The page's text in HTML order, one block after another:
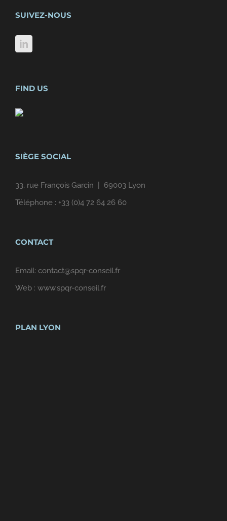
SUIVEZ-NOUS
FIND US
SIÈGE SOCIAL
33, rue François Garcin | 69003 Lyon
Téléphone : +33 (0)4 72 64 26 60
CONTACT
Email: contact@spqr-conseil.fr
Web : www.spqr-conseil.fr
PLAN LYON